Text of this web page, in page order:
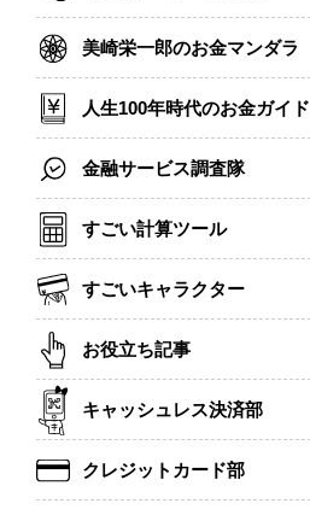
美崎栄一郎のお金マンダラ
人生100年時代のお金ガイド
金融サービス調査隊
すごい計算ツール
すごいキャラクター
お役立ち記事
キャッシュレス決済部
クレジットカード部